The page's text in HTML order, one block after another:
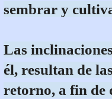
sembrar y
Las
él, resultan de
retorno, a fin de